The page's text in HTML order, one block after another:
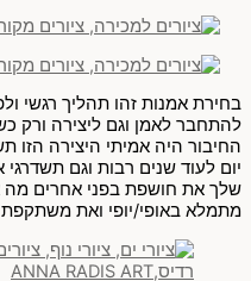
בחירת אמנות זהו תהליך רגשי
להתחבר לאמן וגם ליצירה ורק
החיבור היה אמיתי היצירה הזו
יום לעוד שנים רבות וגם
שלך את חושפת בפני אחרים
מתמלא באופי/יופי ואת